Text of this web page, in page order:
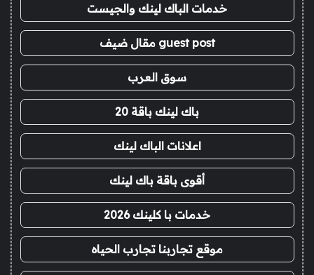
خدمات الباك لينك والجيست
guest post مقال ضيف
سوق العرب
باك لينك باقة 20
اعلانات الباك لينك
أقوى باقة باك لينك
خدمات با كلينك 2026
موقع تجاربنا تجارب الحياه